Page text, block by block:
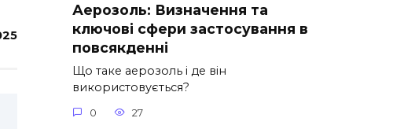
Аерозоль: Визначення та
ключові сфери застосування в
повсякденні
Що таке аерозоль і де він
використовується?
0 27